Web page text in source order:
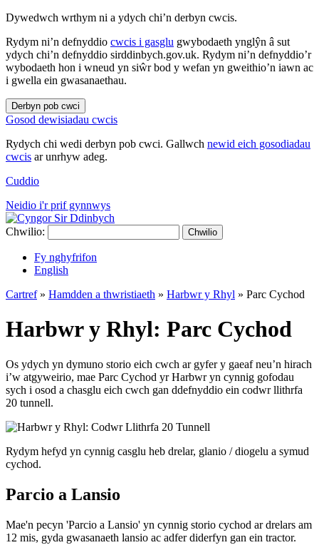
Dywedwch wrthym ni a ydych chi’n derbyn cwcis.
Rydym ni’n defnyddio cwcis i gasglu gwybodaeth ynglŷn â sut
ydych chi’n defnyddio sirddinbych.gov.uk. Rydym ni’n defnyddio’r
wybodaeth hon i wneud yn siŵr bod y wefan yn gweithio’n iawn ac
i gwella ein gwasanaethau.
Derbyn pob cwci
Gosod dewisiadau cwcis
Rydych chi wedi derbyn pob cwci. Gallwch newid eich gosodiadau
cwcis ar unrhyw adeg.
Cuddio
Neidio i'r prif gynnwys
Chwilio: Chwilio
Fy nghyfrifon
English
Cartref» Hamdden a thwristiaeth » Harbwr y Rhyl » Parc Cychod
Harbwr y Rhyl: Parc Cychod
Os ydych yn dymuno storio eich cwch ar gyfer y gaeaf neu’n hirach
i’w atgyweirio, mae Parc Cychod yr Harbwr yn cynnig gofodau
sych i osod a chasglu eich cwch gan ddefnyddio ein codwr llithrfa
20 tunnell.
Rydym hefyd yn cynnig casglu heb drelar, glanio / diogelu a symud
cychod.
Parcio a Lansio
Mae'n pecyn 'Parcio a Lansio' yn cynnig storio cychod ar drelars am
12 mis, gyda gwasanaeth lansio ac adfer diderfyn gan ein tractor.